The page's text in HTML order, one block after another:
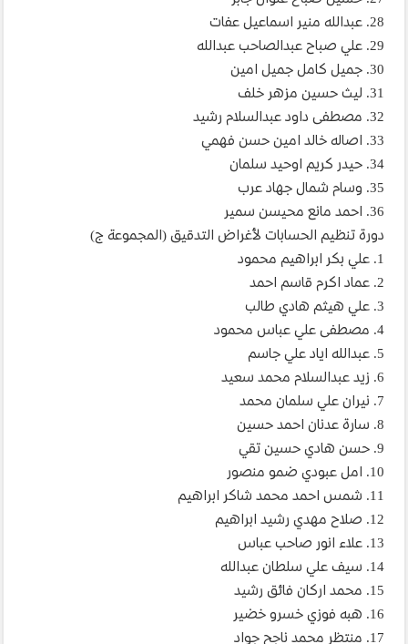
28. عبدالله منير اسماعيل عفات
29. علي صباح عبدالصاحب عبدالله
30. جميل كامل جميل امين
31. ليث حسين مزهر خلف
32. مصطفى داود عبدالسلام رشيد
33. اصاله خالد امين حسن فهمي
34. حيدر كريم اوحيد سلمان
35. وسام شمال جهاد عرب
36. احمد مانع محيسن سمير
دورة تنظيم الحسابات لأغراض التدقيق (المجموعة ج)
1. علي بكر ابراهيم محمود
2. عماد اكرم قاسم احمد
3. علي هيثم هادي طالب
4. مصطفى علي عباس محمود
5. عبدالله اياد علي جاسم
6. زيد عبدالسلام محمد سعيد
7. نيران علي سلمان محمد
8. سارة عدنان احمد حسين
9. حسن هادي حسين تقي
10. امل عبودي ضمو منصور
11. شمس احمد محمد شاكر ابراهيم
12. صلاح مهدي رشيد ابراهيم
13. علاء انور صاحب عباس
14. سيف علي سلطان عبدالله
15. محمد اركان فائق رشيد
16. هبه فوزي خسرو خضير
17. منتظر محمد ناجح جواد